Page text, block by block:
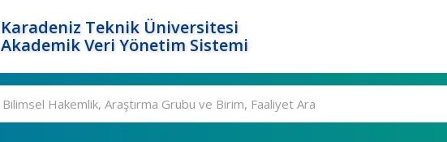
Karadeniz Teknik Üniversitesi
Akademik Veri Yönetim Sistemi